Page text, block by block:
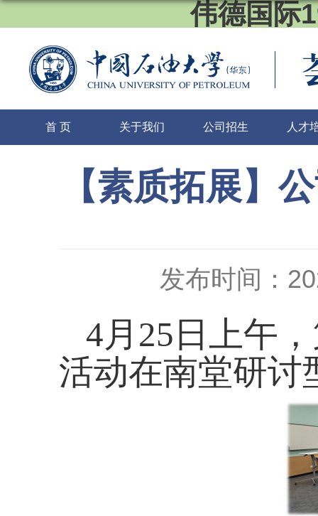
伟德国际
首 页 关于我们 公司招生 人才
【素质拓展】
发布时间：
4月 25 日上午
活动在南堂研讨